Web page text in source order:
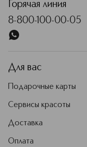
Горячая линия
8-800-100-00-05
Для вас
Подарочные карты
Сервисы красоты
Доставка
Оплата